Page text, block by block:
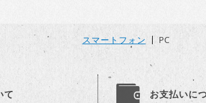
スマートフォン PC
て お支払いに